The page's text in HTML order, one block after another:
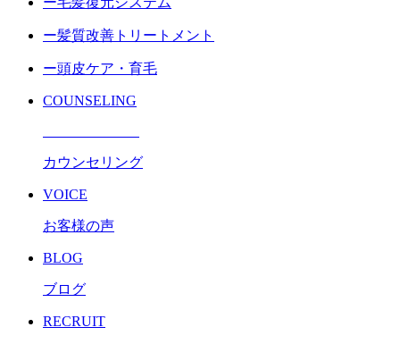
ー髪質改善トリートメント
ー頭皮ケア・育毛
COUNSELING
カウンセリング
VOICE
お客様の声
BLOG
ブログ
RECRUIT